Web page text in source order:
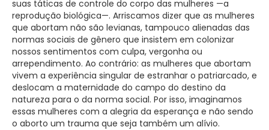
suas táticas de controle do corpo das mulheres —a
reprodução biológica—. Arriscamos dizer que as mulheres
que abortam não são levianas, tampouco alienadas das
normas sociais de gênero que insistem em colonizar
nossos sentimentos com culpa, vergonha ou
arrependimento. Ao contrário: as mulheres que abortam
vivem a experiência singular de estranhar o patriarcado, e
deslocam a maternidade do campo do destino da
natureza para o da norma social. Por isso, imaginamos
essas mulheres com a alegria da esperança e não sendo
o aborto um trauma que seja também um alívio.